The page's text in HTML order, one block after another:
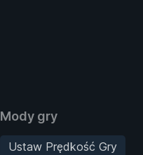
Mody gry
Ustaw Prędkość Gry